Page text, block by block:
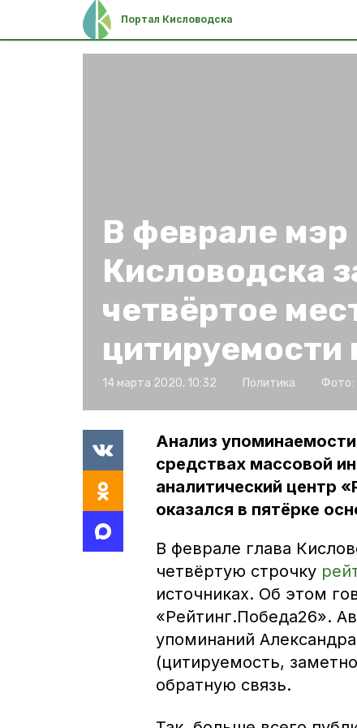
Портал Кисловодска
В феврале мэр
Кисловодска
четвёртое
14 марта 2020, 10:32 Политика Фото:
Анализ
средствах массовой
аналитический центр
оказался в пятёрке
В феврале глава
четвёртую строчку
источниках. Об этом
«Рейтинг.Победа26».
упоминаний
(цитируемость,
обратную связь.